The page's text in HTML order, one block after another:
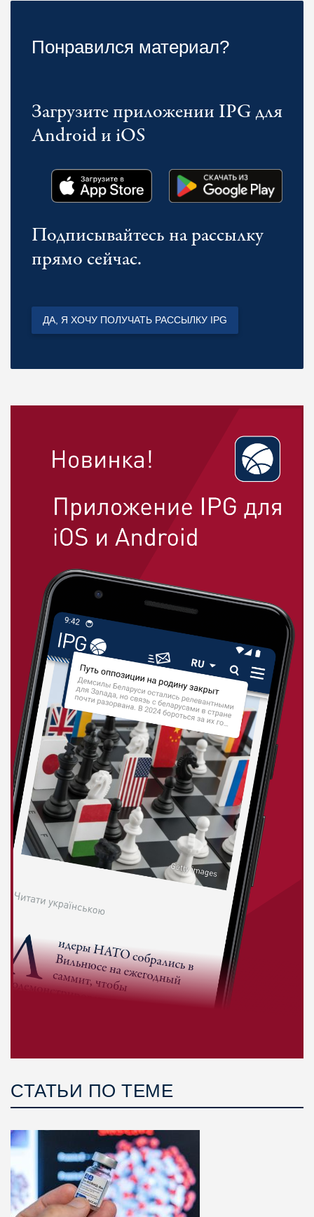
Понравился материал?
Загрузите приложении IPG для
Android и iOS
Подписывайтесь на рассылку
прямо сейчас.
ДА, Я ХОЧУ ПОЛУЧАТЬ РАССЫЛКУ IPG
СТАТЬИ ПО ТЕМЕ